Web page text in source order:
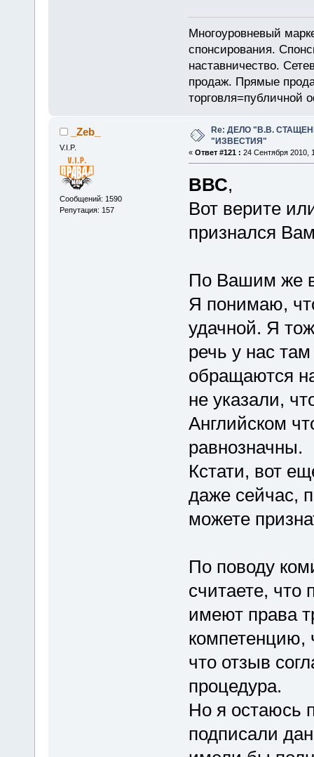
Многоуровневый
спонсирования.
наставничество.
продаж. Прямые
торговля=публичной
_Zeb_
V.I.P.
Сообщений: 1590
Репутация: 157
Re: ДЕЛО "В.В.
"ИЗВЕСТИЯ"
« Ответ #121 : 24 Сентября 2010,
ВВС,
Вот верите
признался
По Вашим же
Я понимаю,
удачной. Я
речь у нас
обращаются
не указали,
Английском
равнозначны.
Кстати, вот
даже сейчас,
можете
По поводу
считаете, что
имеют права
компетенцию,
что отзыв
процедура.
Но я остаюсь
подписали